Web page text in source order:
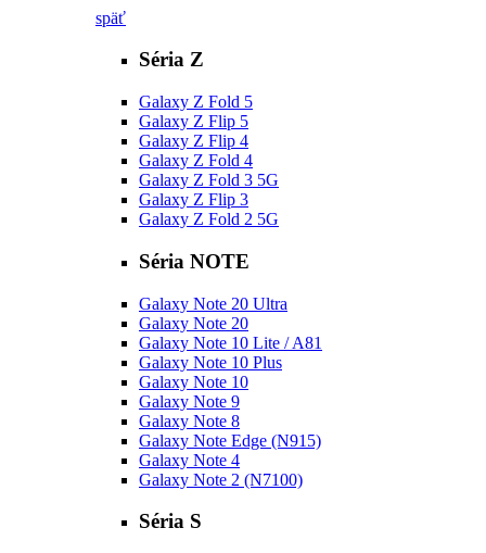
späť
Séria Z
Galaxy Z Fold 5
Galaxy Z Flip 5
Galaxy Z Flip 4
Galaxy Z Fold 4
Galaxy Z Fold 3 5G
Galaxy Z Flip 3
Galaxy Z Fold 2 5G
Séria NOTE
Galaxy Note 20 Ultra
Galaxy Note 20
Galaxy Note 10 Lite / A81
Galaxy Note 10 Plus
Galaxy Note 10
Galaxy Note 9
Galaxy Note 8
Galaxy Note Edge (N915)
Galaxy Note 4
Galaxy Note 2 (N7100)
Séria S